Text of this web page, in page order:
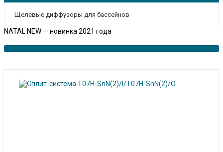
Щелевые диффузоры для бассейнов
NATAL NEW — новинка 2021 года